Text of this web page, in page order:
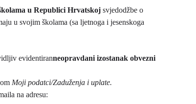
u Republici Hrvatskoj svjedodžbe o
u svojim školama (sa ljetnoga i jesenskoga
evidentiranneopravdani izostanak obvezni
Moji podatci/Zaduženja i uplate.
na adresu: